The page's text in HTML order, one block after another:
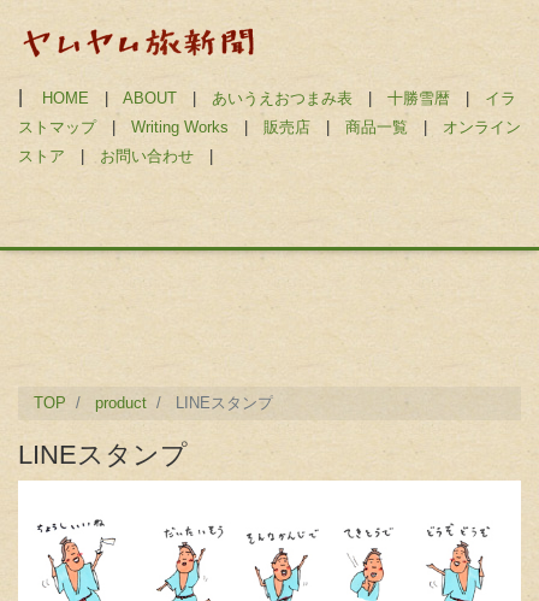
HOME | ABOUT | あいうえおつまみ表 | 十勝雪暦 | イラ
ストマップ| Writing Works | 販売店 | 商品一覧 | オンライン
ストア | お問い合わせ |
TOP product LINEスタンプ
LINEスタンプ